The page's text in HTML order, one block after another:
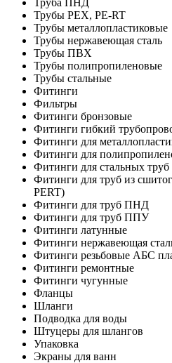
Труба ПНД
Трубы PEX, PE-RT
Трубы металлопластиковые
Трубы нержавеющая сталь
Трубы ПВХ
Трубы полипропиленовые
Трубы стальные
Фитинги
Фильтры
Фитинги бронзовые
Фитинги гибкий
Фитинги для
Фитинги для
Фитинги для стальных труб
Фитинги для труб из
PERT)
Фитинги для труб ПНД
Фитинги для труб ППУ
Фитинги латунные
Фитинги нержавеющая
Фитинги резьбовые АБС
Фитинги ремонтные
Фитинги чугунные
Фланцы
Шланги
Подводка для воды
Штуцеры для шлангов
Упаковка
Экраны для ванн